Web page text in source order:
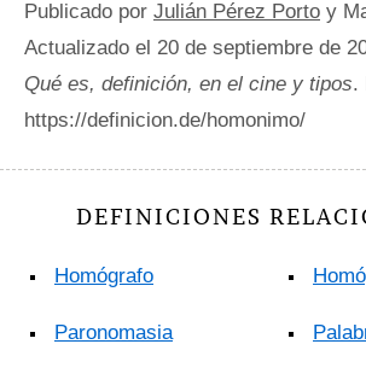
Publicado por Julián Pérez Porto y
Actualizado el 20 de septiembre de
Qué es, definición, en el cine y tipos.
https://definicion.de/homonimo/
DEFINICIONES
Homógrafo
Paronomasia